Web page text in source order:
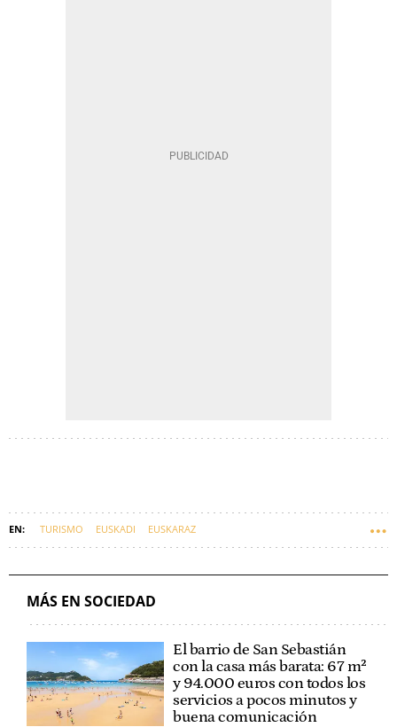
TURISMO EUSKADI EUSKARAZ
MÁS EN SOCIEDAD
El barrio de San Sebastián
con la casa más barata: 67 m²
y 94.000 euros con todos los
servicios a pocos minutos y
buena comunicación